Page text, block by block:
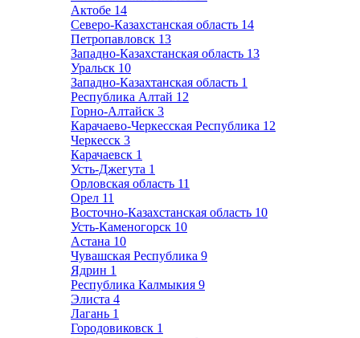
Актобе 14
Северо-Казахстанская область 14
Петропавловск 13
Западно-Казахстанская область 13
Уральск 10
Западно-Казахтанская область 1
Республика Алтай 12
Горно-Алтайск 3
Карачаево-Черкесская Республика 12
Черкесск 3
Карачаевск 1
Усть-Джегута 1
Орловская область 11
Орел 11
Восточно-Казахстанская область 10
Усть-Каменогорск 10
Астана 10
Чувашская Республика 9
Ядрин 1
Республика Калмыкия 9
Элиста 4
Лагань 1
Городовиковск 1